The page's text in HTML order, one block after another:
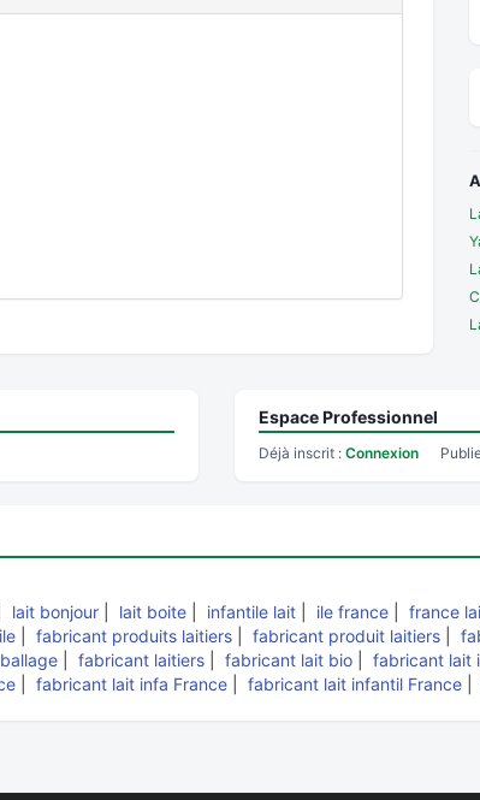
Espace Professionnel
Déjà inscrit : Connexion
lait bonjour lait boite infantile lait ile france france
fabricant produits laitiers fabricant produit laitiers
fabricant laitiers fabricant lait bio fabricant lait
fabricant lait infa France fabricant lait infantil France